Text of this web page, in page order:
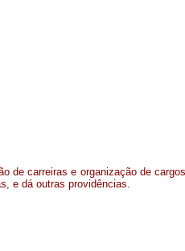
de carreiras e organização de
e dá outras providências.